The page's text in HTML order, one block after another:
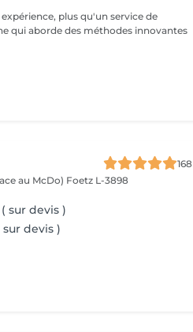
plus qu'un service de
qui aborde des méthodes innovantes
168
au McDo) Foetz L-3898
sur devis )
devis )